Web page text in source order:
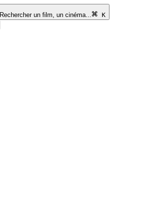
Rechercher un film, un cinéma...
K